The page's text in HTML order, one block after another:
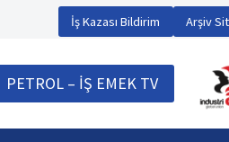
İş Kazası Bildirim Arşiv
PETROL – İŞ EMEK TV